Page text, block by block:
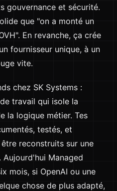
gouvernance et sécurité.
que "on a monté un
En revanche, ça crée
fournisseur unique, à un
vite.
chez SK Systems :
de travail qui isole la
la logique métier. Tes
testés, et
reconstruits sur une
Managed
mois, si OpenAI ou une
chose de plus adapté,